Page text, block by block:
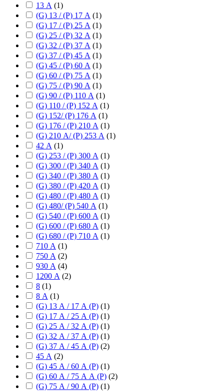
13 А (1)
(G) 13 / (P) 17 А (1)
(G) 17 / (P) 25 А (1)
(G) 25 / (P) 32 А (1)
(G) 32 / (P) 37 А (1)
(G) 37 / (P) 45 А (1)
(G) 45 / (P) 60 А (1)
(G) 60 / (P) 75 А (1)
(G) 75 / (P) 90 А (1)
(G) 90 / (P) 110 А (1)
(G) 110 / (P) 152 А (1)
(G) 152/ (P) 176 А (1)
(G) 176 / (P) 210 А (1)
(G) 210 А/ (P) 253 А (1)
42 А (1)
(G) 253 / (P) 300 А (1)
(G) 300 / (P) 340 А (1)
(G) 340 / (P) 380 А (1)
(G) 380 / (P) 420 А (1)
(G) 480 / (P) 480 А (1)
(G) 480/ (P) 540 А (1)
(G) 540 / (P) 600 А (1)
(G) 600 / (P) 680 А (1)
(G) 680 / (P) 710 А (1)
710 А (1)
750 А (2)
930 А (4)
1200 А (2)
8 (1)
8 А (1)
(G) 13 А / 17 А (P) (1)
(G) 17 А / 25 А (P) (1)
(G) 25 А / 32 А (P) (1)
(G) 32 А / 37 А (P) (1)
(G) 37 А / 45 А (P) (2)
45 А (2)
(G) 45 А / 60 А (P) (1)
(G) 60 А / 75 А А (P) (2)
(G) 75 А / 90 А (P) (1)